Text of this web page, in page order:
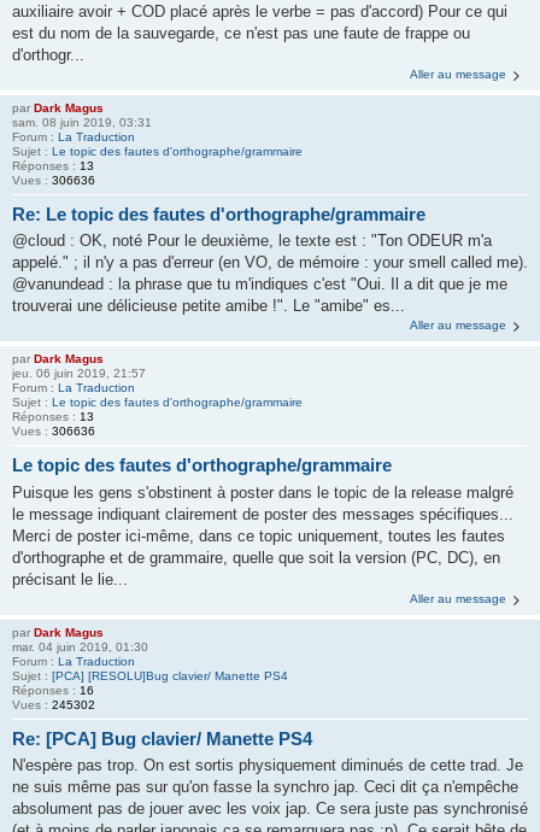
auxiliaire avoir + COD placé après le verbe = pas d'accord) Pour ce qui
est du nom de la sauvegarde, ce n'est pas une faute de frappe ou
d'orthogr...
Aller au message
par Dark Magus
sam. 08 juin 2019, 03:31
Forum : La Traduction
Sujet : Le topic des fautes d'orthographe/grammaire
Réponses : 13
Vues : 306636
Re: Le topic des fautes d'orthographe/grammaire
@cloud : OK, noté Pour le deuxième, le texte est : "Ton ODEUR m'a
appelé." ; il n'y a pas d'erreur (en VO, de mémoire : your smell called me).
@vanundead : la phrase que tu m'indiques c'est "Oui. Il a dit que je me
trouverai une délicieuse petite amibe !". Le "amibe" es...
Aller au message
par Dark Magus
jeu. 06 juin 2019, 21:57
Forum : La Traduction
Sujet : Le topic des fautes d'orthographe/grammaire
Réponses : 13
Vues : 306636
Le topic des fautes d'orthographe/grammaire
Puisque les gens s'obstinent à poster dans le topic de la release malgré
le message indiquant clairement de poster des messages spécifiques...
Merci de poster ici-même, dans ce topic uniquement, toutes les fautes
d'orthographe et de grammaire, quelle que soit la version (PC, DC), en
précisant le lie...
Aller au message
par Dark Magus
mar. 04 juin 2019, 01:30
Forum : La Traduction
Sujet : [PCA] [RESOLU]Bug clavier/ Manette PS4
Réponses : 16
Vues : 245302
Re: [PCA] Bug clavier/ Manette PS4
N'espère pas trop. On est sortis physiquement diminués de cette trad. Je
ne suis même pas sur qu'on fasse la synchro jap. Ceci dit ça n'empêche
absolument pas de jouer avec les voix jap. Ce sera juste pas synchronisé